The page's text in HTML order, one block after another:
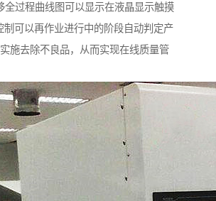
全过程曲线图可以显示在液晶显示触摸
制可以再作业进行中的阶段自动判定产
施去除不良品，从而实现在线质量管